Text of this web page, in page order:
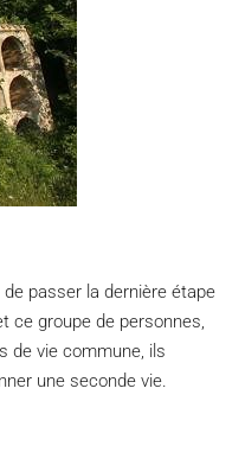
passer la dernière étape
ce groupe de personnes,
de vie commune, ils
une seconde vie.